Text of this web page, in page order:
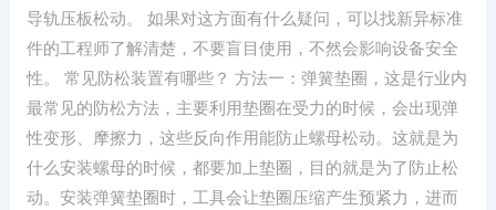
导轨压板松动。 如果对这方面有什么疑问，可以找新异标准
件的工程师了解清楚，不要盲目使用，不然会影响设备安全
性。 常见防松装置有哪些？ 方法一：弹簧垫圈，这是行业内
最常见的防松方法，主要利用垫圈在受力的时候，会出现弹
性变形、摩擦力，这些反向作用能防止螺母松动。这就是为
什么安装螺母的时候，都要加上垫圈，目的就是为了防止松
动。安装弹簧垫圈时，工具会让垫圈压缩产生预紧力，进而